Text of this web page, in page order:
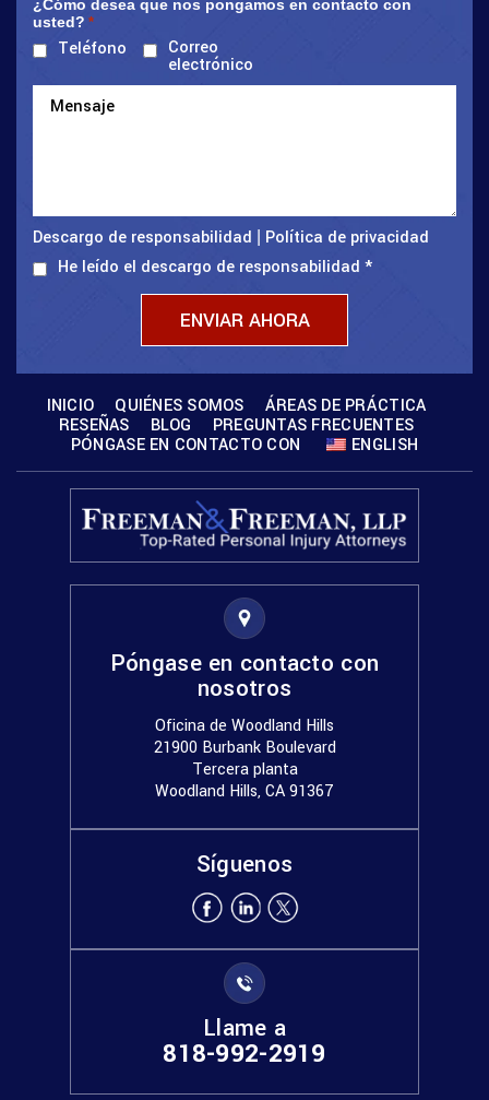
¿Cómo desea que nos pongamos en contacto con
usted? *
Teléfono Correo
electrónico
Descargo de responsabilidad
Política de privacidad
He leído el descargo de responsabilidad *
INICIO QUIÉNES SOMOS
ÁREAS DE PRÁCTICA
RESEÑAS
BLOG
PREGUNTAS FRECUENTES
PÓNGASE EN CONTACTO CON
ENGLISH
Póngase en contacto con
nosotros
Oficina de Woodland Hills
21900 Burbank Boulevard
Tercera planta
Woodland Hills, CA 91367
Síguenos
Llame a
818-992-2919